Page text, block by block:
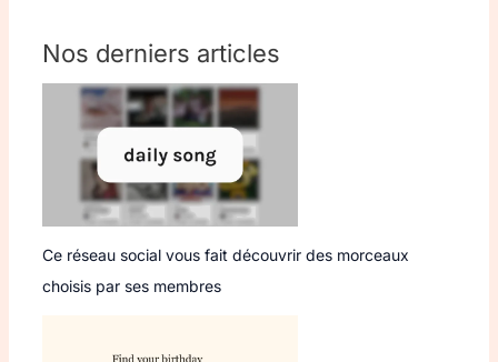
Nos derniers articles
Ce réseau social vous fait découvrir des morceaux
choisis par ses membres